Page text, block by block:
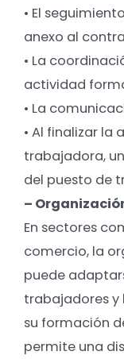
• El
anexo al
• La
actividad
• La
• Al finalizar la
trabajadora,
del puesto de
–
En sectores
comercio, la
puede
trabajadores y
su formación
permite una